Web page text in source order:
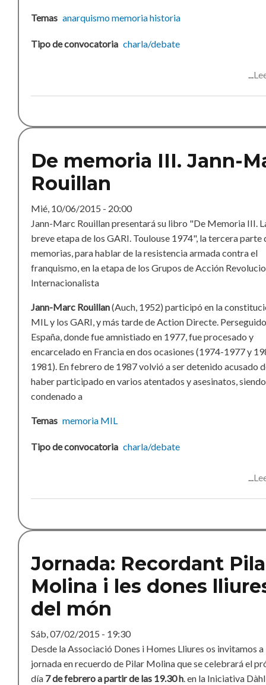
Temas anarquismomemoriahistoria
Tipo de convocatoria charla/debate
De memoria III. Jann-
Rouillan
Mié, 10/06/2015 - 20:00
Jann-Marc Rouillan presentará su libro "De Memoria III.
breve etapa de los GARI. Toulouse 1974", la tercera parte
memorias, para hablar de la resistencia armada contra el
franquismo, en la etapa de los Grupos de Acción
Internacionalista
Jann-Marc Rouillan(Auch, 1952) participó en la
MIL y los GARI, y más tarde de Action Directe.
España, donde fue amnistiado en 1977, fue procesado y
encarcelado en Francia en dos ocasiones (1974-1977 y
1981). En febrero de 1987 volvió a ser detenido acusado
haber participado en varios atentados y asesinatos, siendo
condenado a
Temas memoria MIL
Tipo de convocatoria charla/debate
Jornada: Recordant
Molina i les dones
del món
Sáb, 07/02/2015 - 19:30
Desde la Associació Dones i Homes Lliures os invitamos a
jornada en recuerdo de Pilar Molina que se celebrará el
día 7 de febrero a partir de las 19.30 h. en la Iniciativa